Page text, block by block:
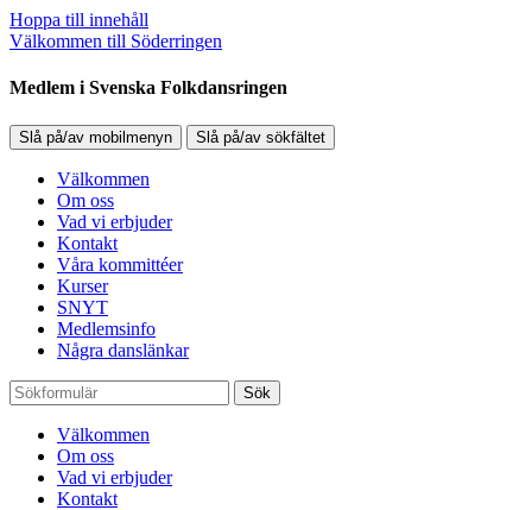
Hoppa till innehåll
Välkommen till Söderringen
Medlem i Svenska Folkdansringen
Slå på/av mobilmenyn Slå på/av sökfältet
Välkommen
Om oss
Vad vi erbjuder
Kontakt
Våra kommittéer
Kurser
SNYT
Medlemsinfo
Några danslänkar
Sök
Välkommen
Om oss
Vad vi erbjuder
Kontakt